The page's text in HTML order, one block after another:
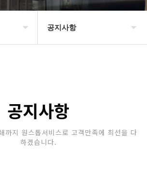
공지사항
공지사항
까지 원스톱서비스로 고객만족에 최선을 다
하겠습니다.